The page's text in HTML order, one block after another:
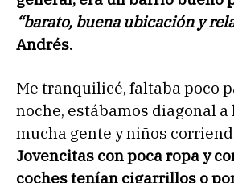
“barato, buena ubicación y
Andrés.
Me tranquilicé, faltaba poco
noche, estábamos diagonal a
mucha gente y niños
Jovencitas con poca ropa y
coches tenían cigarrillos o